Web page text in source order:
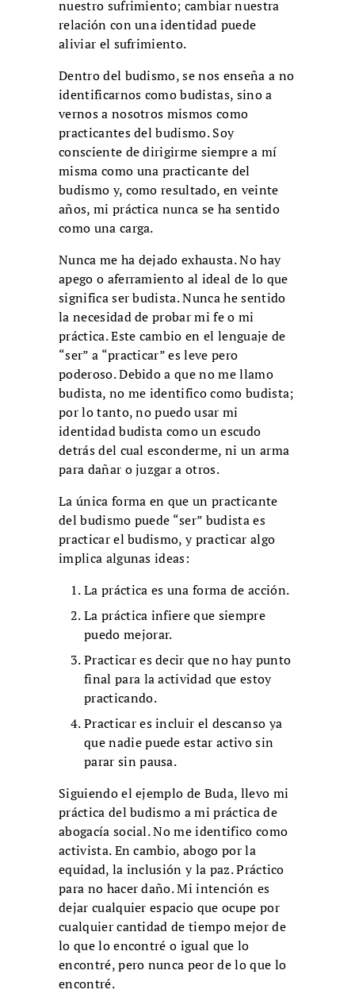
nuestro sufrimiento; cambiar nuestra
relación con una identidad puede
aliviar el sufrimiento.
Dentro del budismo, se nos enseña a no
identificarnos como budistas, sino a
vernos a nosotros mismos como
practicantes del budismo. Soy
consciente de dirigirme siempre a mí
misma como una practicante del
budismo y, como resultado, en veinte
años, mi práctica nunca se ha sentido
como una carga.
Nunca me ha dejado exhausta. No hay
apego o aferramiento al ideal de lo que
significa ser budista. Nunca he sentido
la necesidad de probar mi fe o mi
práctica. Este cambio en el lenguaje de
“ser” a “practicar” es leve pero
poderoso. Debido a que no me llamo
budista, no me identifico como budista;
por lo tanto, no puedo usar mi
identidad budista como un escudo
detrás del cual esconderme, ni un arma
para dañar o juzgar a otros.
La única forma en que un practicante
del budismo puede “ser” budista es
practicar el budismo, y practicar algo
implica algunas ideas:
La práctica es una forma de acción.
La práctica infiere que siempre
puedo mejorar.
Practicar es decir que no hay punto
final para la actividad que estoy
practicando.
Practicar es incluir el descanso ya
que nadie puede estar activo sin
parar sin pausa.
Siguiendo el ejemplo de Buda, llevo mi
práctica del budismo a mi práctica de
abogacía social. No me identifico como
activista. En cambio, abogo por la
equidad, la inclusión y la paz. Práctico
para no hacer daño. Mi intención es
dejar cualquier espacio que ocupe por
cualquier cantidad de tiempo mejor de
lo que lo encontré o igual que lo
encontré, pero nunca peor de lo que lo
encontré.